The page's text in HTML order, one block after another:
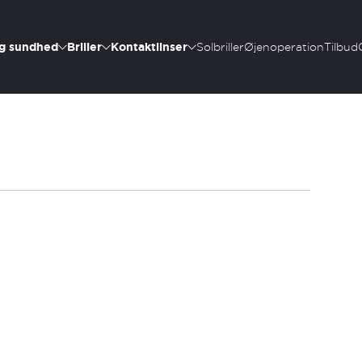
sundhed Briller Kontaktlinser SolbrillerØjenoperationTilbud